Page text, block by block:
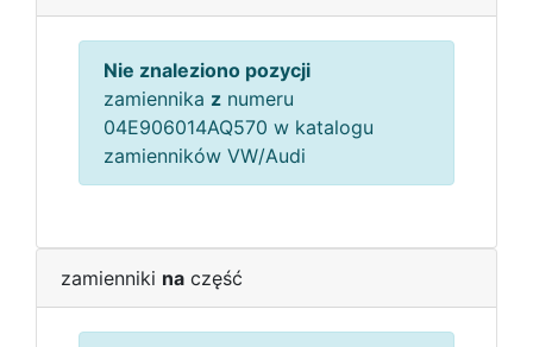
Nie znaleziono pozycji
zamiennika z numeru
04E906014AQ570 w katalogu
zamienników VW/Audi
zamienniki na część